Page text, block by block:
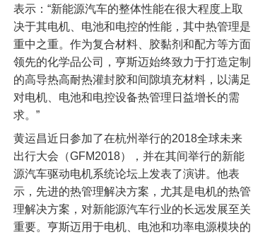
表示：“新能源汽车的整体性能在很大程度上取
决于其电机、电池和电控的性能，其中热管理是
重中之重。作为复合材料、胶黏剂和配方等方面
领先的化学品公司，亨斯迈始终致力于打造定制
的高导热高耐热灌封胶和间隙填充材料，以满足
对电机、电池和电控设备热管理日益增长的需
求。”
黄运昌近日参加了在杭州举行的2018全球未来
出行大会（GFM2018），并在其间举行的新能
源汽车驱动电机系统论坛上发表了演讲。他表
示，先进的热管理解决方案，尤其是电机的热管
理解决方案，对新能源汽车行业的长远发展至关
重要。亨斯迈用于电机、电池和功率电源模块的